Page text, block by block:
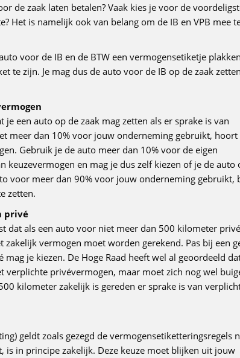
de zaak laten betalen? Vaak kies je voor de
Het is namelijk ook van belang om de IB en VPB mee
voor de IB en de BTW een vermogensetiketje
te zijn. Je mag dus de auto voor de IB op de zaak
een auto op de zaak mag zetten als er sprake is van
meer dan 10% voor jouw onderneming gebruikt, hoort
Gebruik je de auto meer dan 10% voor de eigen
keuzevermogen en mag je dus zelf kiezen of je de auto
voor meer dan 90% voor jouw onderneming gebruikt,
zetten.
privé
dat als een auto voor niet meer dan 500 kilometer
zakelijk vermogen moet worden gerekend. Pas bij een
je kiezen. De Hoge Raad heeft wel al geoordeeld
verplichte privévermogen, maar moet zich nog wel
kilometer zakelijk is gereden er sprake is van
geldt zoals gezegd de vermogensetiketteringsregels
is in principe zakelijk. Deze keuze moet blijken uit jouw